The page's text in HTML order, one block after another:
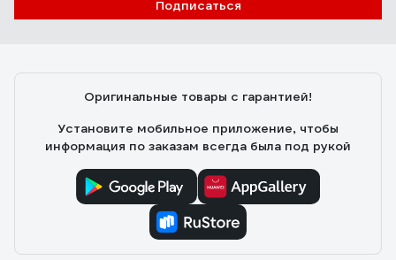
Подписаться
Оригинальные товары с гарантией!
Установите мобильное приложение, чтобы
информация по заказам всегда была под рукой